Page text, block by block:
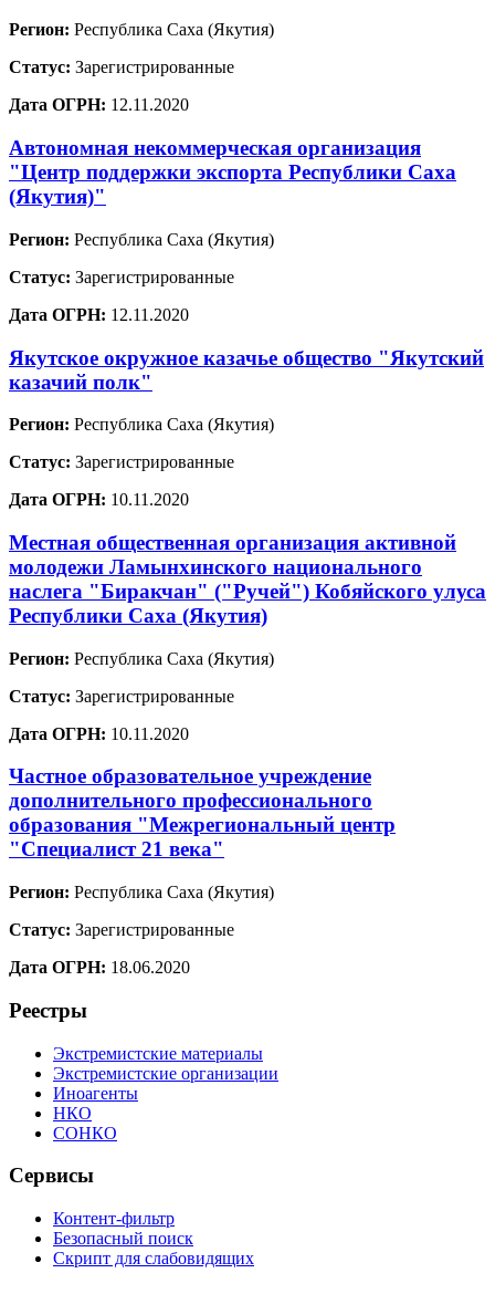
Регион: Республика Саха (Якутия)
Статус: Зарегистрированные
Дата ОГРН: 12.11.2020
Автономная некоммерческая организация
"Центр поддержки экспорта Республики Саха
(Якутия)"
Регион: Республика Саха (Якутия)
Статус: Зарегистрированные
Дата ОГРН: 12.11.2020
Якутское окружное казачье общество "Якутский
казачий полк"
Регион: Республика Саха (Якутия)
Статус: Зарегистрированные
Дата ОГРН: 10.11.2020
Местная общественная организация активной
молодежи Ламынхинского национального
наслега "Биракчан" ("Ручей") Кобяйского улуса
Республики Саха (Якутия)
Регион: Республика Саха (Якутия)
Статус: Зарегистрированные
Дата ОГРН: 10.11.2020
Частное образовательное учреждение
дополнительного профессионального
образования "Межрегиональный центр
"Специалист 21 века"
Регион: Республика Саха (Якутия)
Статус: Зарегистрированные
Дата ОГРН: 18.06.2020
Реестры
Экстремистские материалы
Экстремистские организации
Иноагенты
НКО
СОНКО
Сервисы
Контент-фильтр
Безопасный поиск
Скрипт для слабовидящих